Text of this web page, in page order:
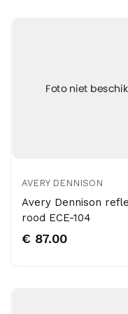
AVERY DENNISON
Avery Dennison
rood ECE-104
€ 87.00